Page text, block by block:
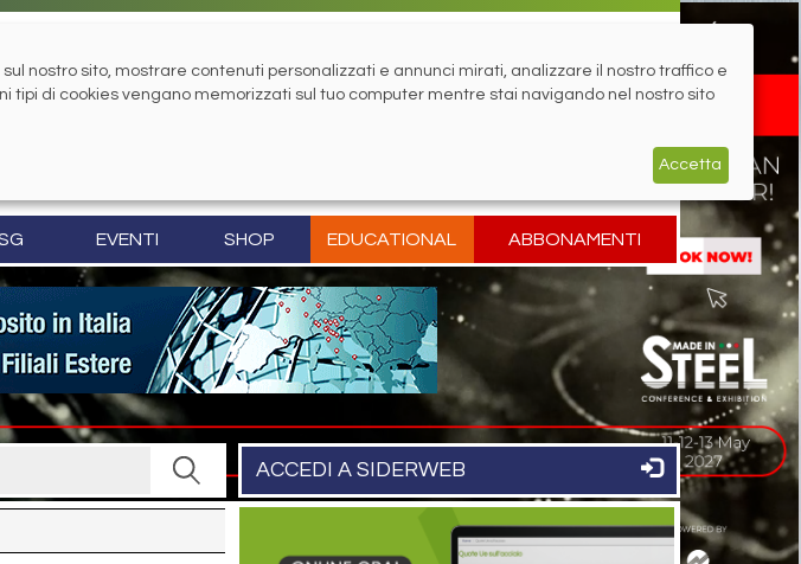
EVENTI SHOP EDUCATIONAL ABBONAMENTI
ACCEDI A SIDERWEB
nostro sito, mostrare contenuti personalizzati e annunci mirati, analizzare il nostro traffico e
di cookies vengano memorizzati sul tuo computer mentre stai navigando nel nostro sito
Accetta